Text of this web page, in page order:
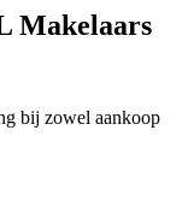
Makelaars
bij zowel aankoop